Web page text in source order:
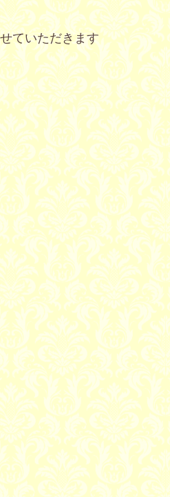
ていただきます